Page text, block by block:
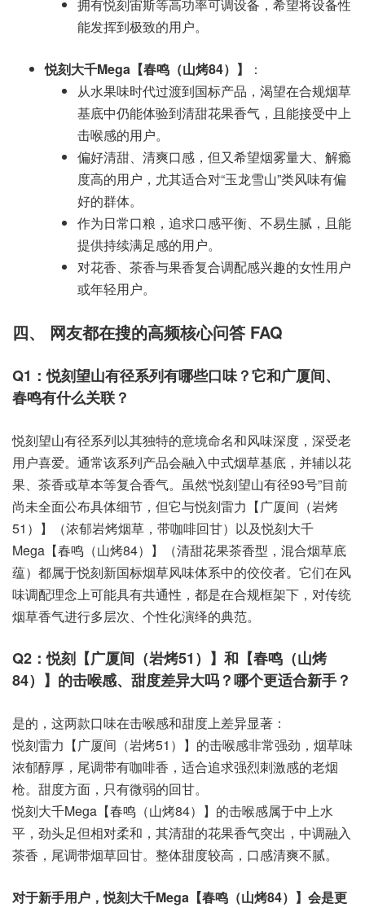
拥有悦刻宙斯等高功率可调设备，希望将设备性
能发挥到极致的用户。
悦刻大千Mega【春鸣（山烤84）】
：
从水果味时代过渡到国标产品，渴望在合规烟草
基底中仍能体验到清甜花果香气，且能接受中上
击喉感的用户。
偏好清甜、清爽口感，但又希望烟雾量大、解瘾
度高的用户，尤其适合对“玉龙雪山”类风味有偏
好的群体。
作为日常口粮，追求口感平衡、不易生腻，且能
提供持续满足感的用户。
对花香、茶香与果香复合调配感兴趣的女性用户
或年轻用户。
四、 网友都在搜的高频核心问答 FAQ
Q1：悦刻望山有径系列有哪些口味？它和广厦间、
春鸣有什么关联？
悦刻望山有径系列以其独特的意境命名和风味深度，深受老
用户喜爱。通常该系列产品会融入中式烟草基底，并辅以花
果、茶香或草本等复合香气。虽然“悦刻望山有径93号”目前
尚未全面公布具体细节，但它与悦刻雷力【广厦间（岩烤
51）】（浓郁岩烤烟草，带咖啡回甘）以及悦刻大千
Mega【春鸣（山烤84）】（清甜花果茶香型，混合烟草底
蕴）都属于悦刻新国标烟草风味体系中的佼佼者。它们在风
味调配理念上可能具有共通性，都是在合规框架下，对传统
烟草香气进行多层次、个性化演绎的典范。
Q2：悦刻【广厦间（岩烤51）】和【春鸣（山烤
84）】的击喉感、甜度差异大吗？哪个更适合新手？
是的，这两款口味在击喉感和甜度上差异显著：
悦刻雷力【广厦间（岩烤51）】的击喉感非常强劲，烟草味
浓郁醇厚，尾调带有咖啡香，适合追求强烈刺激感的老烟
枪。甜度方面，只有微弱的回甘。
悦刻大千Mega【春鸣（山烤84）】的击喉感属于中上水
平，劲头足但相对柔和，其清甜的花果香气突出，中调融入
茶香，尾调带烟草回甘。整体甜度较高，口感清爽不腻。
对于新手用户，悦刻大千Mega【春鸣（山烤84）】会是更